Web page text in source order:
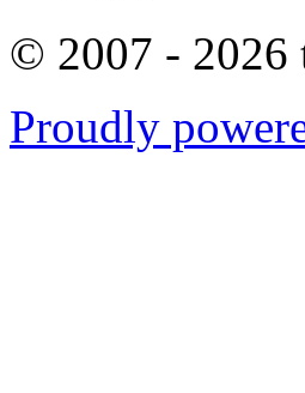
© 2007 - 2026
Proudly